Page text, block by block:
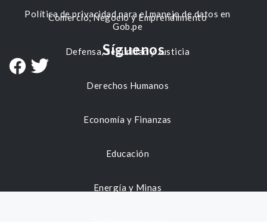
Comercio, Negocio y Emprendimiento
Defensa, Seguridad y Justicia
Derechos Humanos
Economía y Finanzas
Educación
Energía y Minas
Política de privacidad para el manejo de datos en
Gob.pe
Síguenos